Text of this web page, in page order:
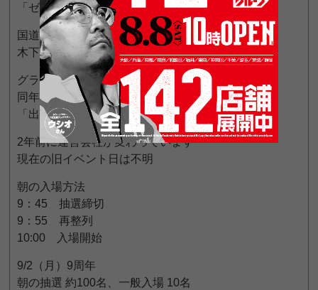
「ゼウスＲ１６」
国道16号線 白井交差点に近い
木下街道沿いのスロット専門小型店
グランドオープン 2017年9月2日
同年5月まではパチンコ・スロット併設の
「出玉本舗上総屋玉五郎 白井店」でした
2年前に運営会社が変わっています
現在の旧イベント日は不明
朝の入場方法
9：45 抽選締切
9：55 再整列
10:00 入場開始
9/2（月）9周年
朝の抽選 約100名、一般入場 10名